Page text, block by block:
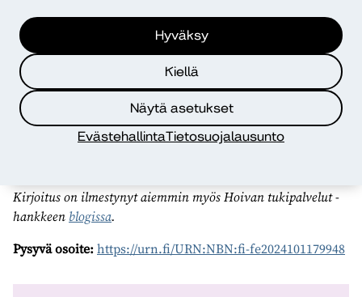
Hyväksy
Kiellä
Näytä asetukset
EvästehallintaTietosuojalausunto
jakamisesta voi alkaa hyvän kierre – myötäinto on
omiaan vahvistamaan myös työyhteisön psykologista
turvallisuutta.
Blogi perustuu Hoivan tukipalvelut -hankkeen järjestämään
koulutuswebinaariin 16.10.2024, jossa Onnistunut
vuorovaikutus -teeman kouluttajana toimi Teija Mykrä,
toimitusjohtaja, FM, työyhteisövalmentaja, Valmennustalo
Kirjoitus on ilmestynyt aiemmin myös Hoivan tukipalvelut -
hankkeen blogissa.
Pysyvä osoite:https://urn.fi/URN:NBN:fi-fe2024101179948